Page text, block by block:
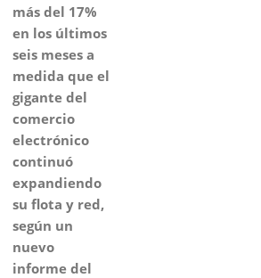
más del 17%
en los últimos
seis meses a
medida que el
gigante del
comercio
electrónico
continuó
expandiendo
su flota y red,
según un
nuevo
informe del